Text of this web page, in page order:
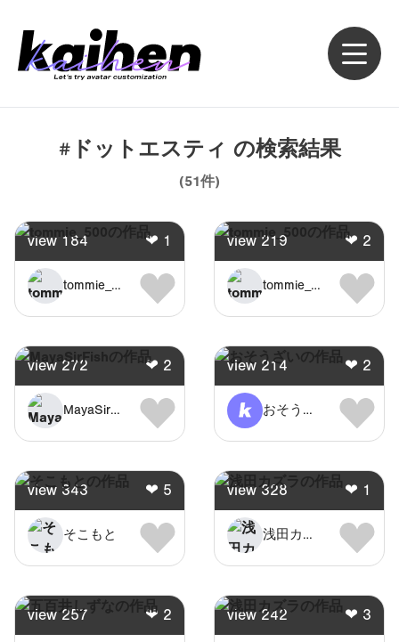
#ドットエスティ の検索結果
(51件)
view184 ❤ 1
tommie_500
view219 ❤ 2
tommie_500
view272 ❤ 2
MayaSirFish
view 214 ❤ 2
おそうざい
view 343 ❤ 5
そこもと
view328 ❤ 1
浅田カズラ
view257 ❤ 2 view242 ❤ 3